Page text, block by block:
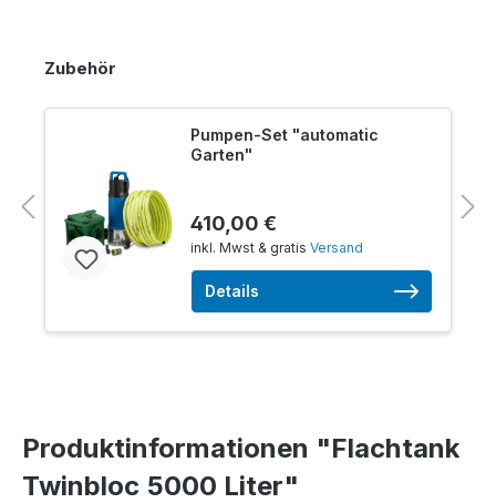
Zubehör
Pumpen-Set "automatic
Garten"
410,00 €
inkl. Mwst & gratis Versand
Details
Produktinformationen "Flachtank
Twinbloc 5000 Liter"